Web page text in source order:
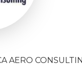
AERO